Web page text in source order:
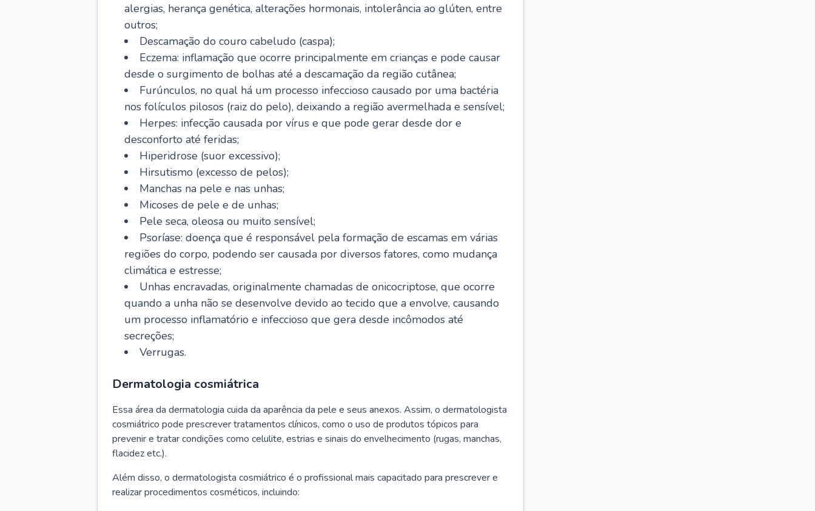
alergias, herança genética, alterações hormonais, intolerância ao glúten, entre
outros;
Descamação do couro cabeludo (caspa);
Eczema: inflamação que ocorre principalmente em crianças e pode causar
desde o surgimento de bolhas até a descamação da região cutânea;
Furúnculos, no qual há um processo infeccioso causado por uma bactéria
nos folículos pilosos (raiz do pelo), deixando a região avermelhada e sensível;
Herpes: infecção causada por vírus e que pode gerar desde dor e
desconforto até feridas;
Hiperidrose (suor excessivo);
Hirsutismo (excesso de pelos);
Manchas na pele e nas unhas;
Micoses de pele e de unhas;
Pele seca, oleosa ou muito sensível;
Psoríase: doença que é responsável pela formação de escamas em várias
regiões do corpo, podendo ser causada por diversos fatores, como mudança
climática e estresse;
Unhas encravadas, originalmente chamadas de onicocriptose, que ocorre
quando a unha não se desenvolve devido ao tecido que a envolve, causando
um processo inflamatório e infeccioso que gera desde incômodos até
secreções;
Verrugas.
Dermatologia cosmiátrica
Essa área da dermatologia cuida da aparência da pele e seus anexos. Assim, o dermatologista
cosmiátrico pode prescrever tratamentos clínicos, como o uso de produtos tópicos para
prevenir e tratar condições como celulite, estrias e sinais do envelhecimento (rugas, manchas,
flacidez etc.).
Além disso, o dermatologista cosmiátrico é o profissional mais capacitado para prescrever e
realizar procedimentos cosméticos, incluindo: